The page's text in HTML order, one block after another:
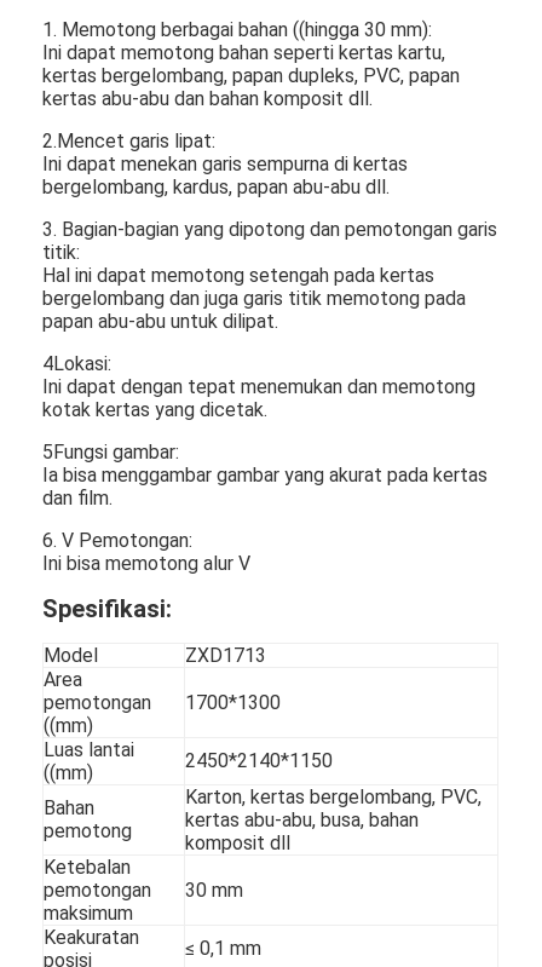
Rumah
Produk
Video
1. Memotong berbagai bahan ((hingga 30 mm):
Ini dapat memotong bahan seperti kertas kartu,
kertas bergelombang, papan dupleks, PVC, papan
kertas abu-abu dan bahan komposit dll.
2.Mencet garis lipat:
Ini dapat menekan garis sempurna di kertas
bergelombang, kardus, papan abu-abu dll.
3. Bagian-bagian yang dipotong dan pemotongan garis
titik:
Hal ini dapat memotong setengah pada kertas
bergelombang dan juga garis titik memotong pada
papan abu-abu untuk dilipat.
4Lokasi:
Ini dapat dengan tepat menemukan dan memotong
kotak kertas yang dicetak.
5Fungsi gambar:
Ia bisa menggambar gambar yang akurat pada kertas
dan film.
6. V Pemotongan:
Ini bisa memotong alur V
Spesifikasi:
Model
ZXD1713
Area
pemotongan
((mm)
1700*1300
Luas lantai
((mm)
2450*2140*1150
Bahan
pemotong
Karton, kertas bergelombang, PVC,
kertas abu-abu, busa, bahan
komposit dll
Ketebalan
pemotongan
maksimum
30 mm
Keakuratan
posisi
≤ 0,1 mm